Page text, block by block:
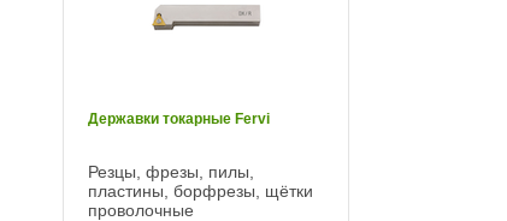
Державки токарные Fervi
Резцы, фрезы, пилы,
пластины, борфрезы, щётки
проволочные